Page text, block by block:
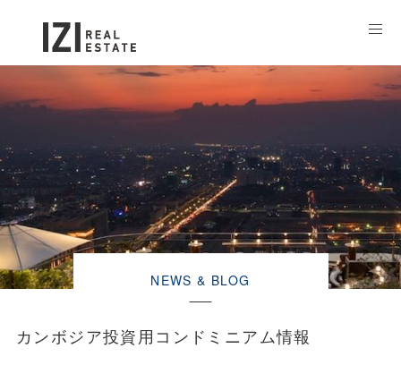
NEWS & BLOG
カンボジア投資用コンドミニアム情報